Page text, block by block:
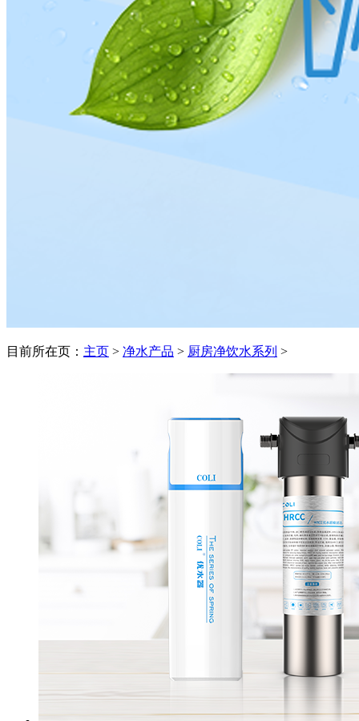
目前所在页： 主页 > 净水产品 > 厨房净饮水系列 >